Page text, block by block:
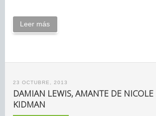
Leer más
23 OCTUBRE, 2013
DAMIAN LEWIS, AMANTE DE NICOLE
KIDMAN